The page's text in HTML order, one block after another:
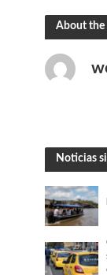
About the
Noticias